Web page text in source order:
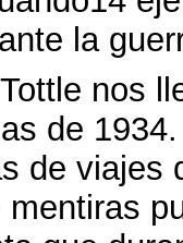
la
nos
de
de
mentiras